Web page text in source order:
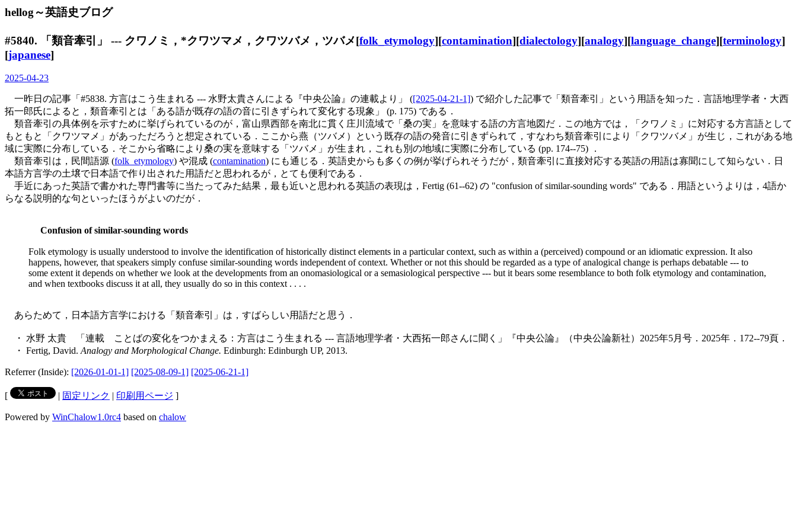
hellog～英語史ブログ
#5840. 「類音牽引」 --- クワノミ，*クワツマメ，クワツバメ，ツバメ[folk_etymology][contamination][dialectology][analogy][language_change][terminology]
[japanese]
2025-04-23
一昨日の記事「#5838. 方言はこう生まれる --- 水野太貴さんによる『中央公論』の連載より」 ([2025-04-21-1]) で紹介した記事で「類音牽引」という用語を知った．言語地理学者・大西
拓一郎氏によると，類音牽引とは「ある語が既存の語の音に引きずられて変化する現象」 (p. 175) である．
類音牽引の具体例を示すために挙げられているのが，富山県西部を南北に貫く庄川流域で「桑の実」を意味する語の方言地図だ．この地方では，「クワノミ」に対応する方言語として
もともと「クワツマメ」があっただろうと想定されている．ここから燕（ツバメ）という既存の語の発音に引きずられて，すなわち類音牽引により「クワツバメ」が生じ，これがある地
域に実際に分布している．そこから省略により桑の実を意味する「ツバメ」が生まれ，これも別の地域に実際に分布している (pp. 174--75) ．
類音牽引は，民間語源 (folk_etymology) や混成 (contamination) にも通じる．英語史からも多くの例が挙げられそうだが，類音牽引に直接対応する英語の用語は寡聞にして知らない．日
本語方言学の土壌で日本語で作り出された用語だと思われるが，とても便利である．
手近にあった英語で書かれた専門書等に当たってみた結果，最も近いと思われる英語の表現は，Fertig (61--62) の "confusion of similar-sounding words" である．用語というよりは，4語か
らなる説明的な句といったほうがよいのだが．
Confusion of similar-sounding words
Folk etymology is usually understood to involve the identification of historically distinct elements in a particular context, such as within a (perceived) compound or an idiomatic expression. It also
happens, however, that speakers simply confuse similar-sounding words independent of context. Whether or not this should be regarded as a type of analogical change is perhaps debatable --- to
some extent it depends on whether we look at the developments from an onomasiological or a semasiological perspective --- but it bears some resemblance to both folk etymology and contamination,
and when textbooks discuss it at all, they usually do so in this context . . . .
あらためて，日本語方言学における「類音牽引」は，すばらしい用語だと思う．
・ 水野 太貴 「連載 ことばの変化をつかまえる：方言はこう生まれる --- 言語地理学者・大西拓一郎さんに聞く」『中央公論』（中央公論新社）2025年5月号．2025年．172--79頁．
・ Fertig, David. Analogy and Morphological Change. Edinburgh: Edinburgh UP, 2013.
Referrer (Inside): [2026-01-01-1] [2025-08-09-1] [2025-06-21-1]
[ | 固定リンク | 印刷用ページ ]
Powered by WinChalow1.0rc4 based on chalow